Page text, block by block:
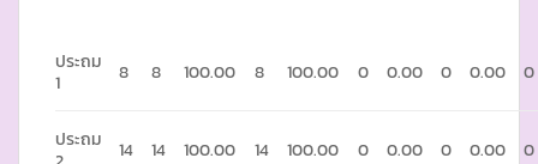
ประถม
1
8 8 100.00 8 100.00 0 0.00 0 0.00 0
ประถม
14 14 100.00 14 100.00 0 0.00 0 0.00 0